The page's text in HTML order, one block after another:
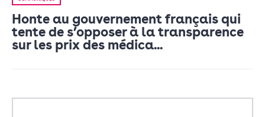
Honte au gouvernement français qui
tente de s’opposer à la transparence
sur les prix des médica...